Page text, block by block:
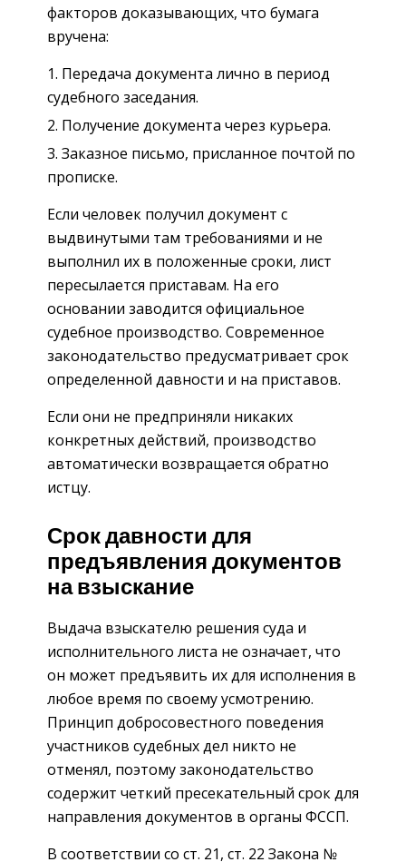
факторов доказывающих, что бумага
вручена:
Передача документа лично в период
судебного заседания.
Получение документа через курьера.
Заказное письмо, присланное почтой по
прописке.
Если человек получил документ с
выдвинутыми там требованиями и не
выполнил их в положенные сроки, лист
пересылается приставам. На его
основании заводится официальное
судебное производство. Современное
законодательство предусматривает срок
определенной давности и на приставов.
Если они не предприняли никаких
конкретных действий, производство
автоматически возвращается обратно
истцу.
Срок давности для
предъявления документов
на взыскание
Выдача взыскателю решения суда и
исполнительного листа не означает, что
он может предъявить их для исполнения в
любое время по своему усмотрению.
Принцип добросовестного поведения
участников судебных дел никто не
отменял, поэтому законодательство
содержит четкий пресекательный срок для
направления документов в органы ФССП.
В соответствии со ст. 21, ст. 22 Закона №